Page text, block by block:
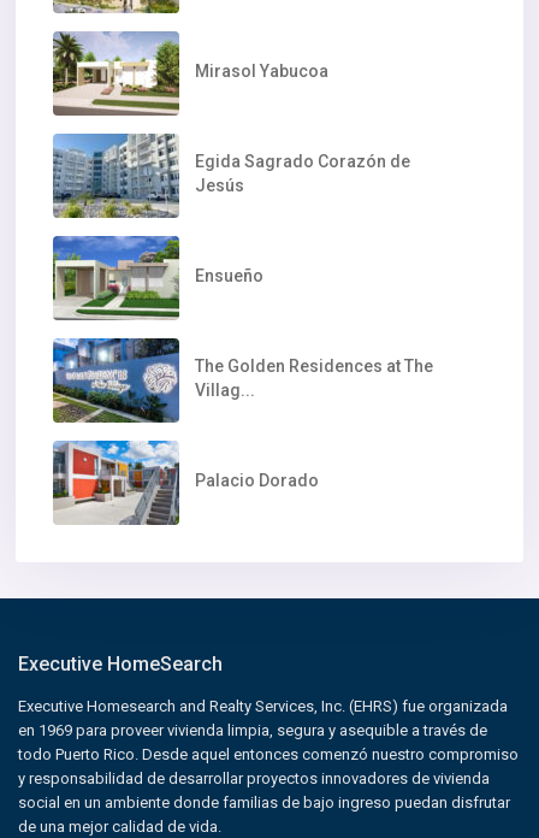
Mirasol Yabucoa
Egida Sagrado Corazón de
Jesús
Ensueño
The Golden Residences at The
Villag...
Palacio Dorado
Executive HomeSearch
Executive Homesearch and Realty Services, Inc. (EHRS) fue organizada
en 1969 para proveer vivienda limpia, segura y asequible a través de
todo Puerto Rico. Desde aquel entonces comenzó nuestro compromiso
y responsabilidad de desarrollar proyectos innovadores de vivienda
social en un ambiente donde familias de bajo ingreso puedan disfrutar
de una mejor calidad de vida.